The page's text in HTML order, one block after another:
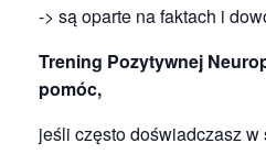
-> są oparte na faktach i
Trening Pozytywnej
pomóc,
jeśli często doświadczasz w